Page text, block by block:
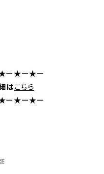
ー★ー★ー
はこちら
ー★ー★ー